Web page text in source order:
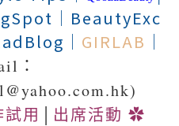
│ BeautyExc
│ GIRLAB │
：
試用 出席活動 ✿